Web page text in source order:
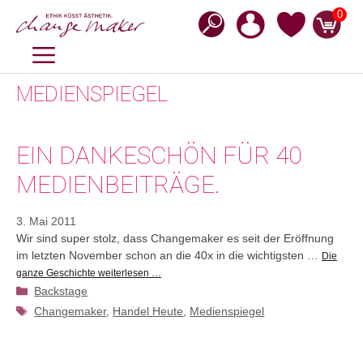
Inhalt
0
MENÜ
MEDIENSPIEGEL
EIN DANKESCHÖN FÜR 40
MEDIENBEITRÄGE.
3. Mai 2011
Wir sind super stolz, dass Changemaker es seit der Eröffnung
im letzten November schon an die 40x in die wichtigsten …
Die
ganze Geschichte weiterlesen …
Kategorien
Backstage
Schlagwörter
Changemaker, Handel Heute Medienspiegel